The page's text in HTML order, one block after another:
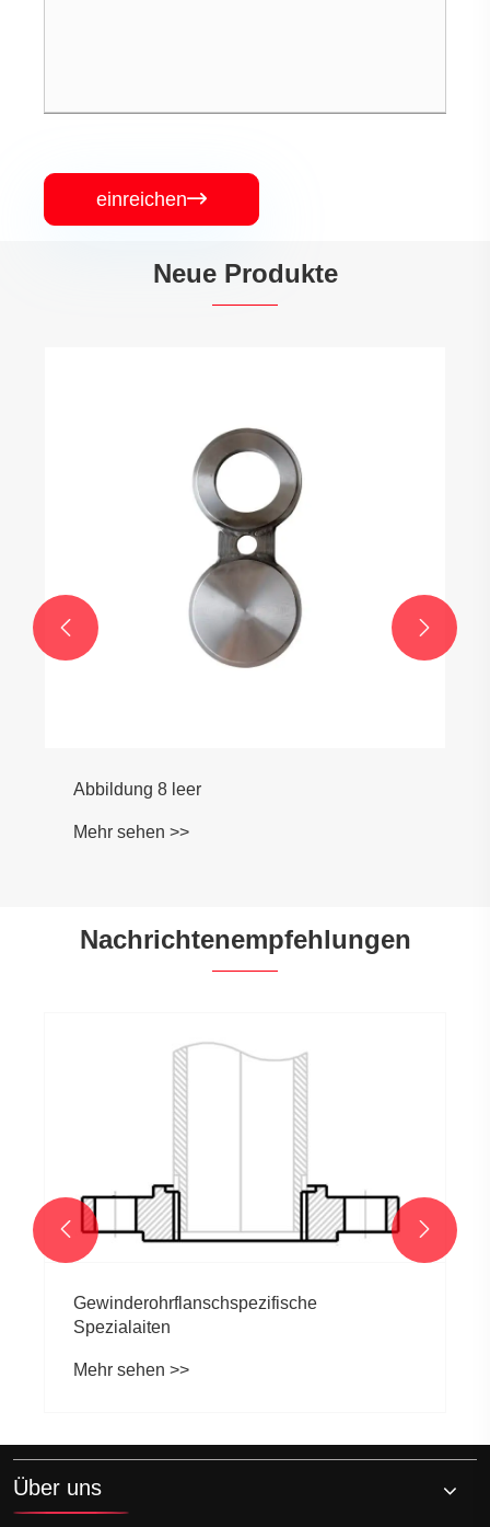
einreichen
Neue Produkte
 
Nachrichtenempfehlungen
Edelstahl gegen Kohlenstoffstahlflansche-
enthüllt langfristige Kosteneinsparungen
Mehr sehen >>
 
Über uns